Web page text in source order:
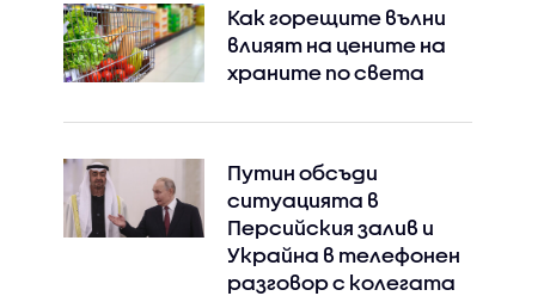
Как горещите вълни
влияят на цените на
храните по света
Путин обсъди
ситуацията в
Персийския залив и
Украйна в телефонен
разговор с колегата